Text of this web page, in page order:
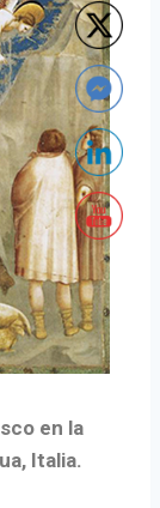
en la
Italia.